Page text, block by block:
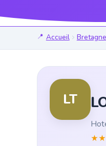
Accueil Bretagne
LT
★★